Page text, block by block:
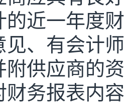
的近一年度
见、有会计
附供应商的
财务报表内